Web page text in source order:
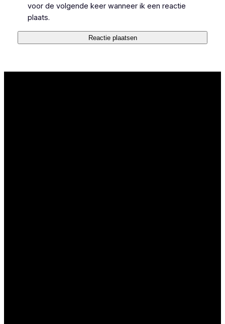
voor de volgende keer wanneer ik een reactie
plaats.